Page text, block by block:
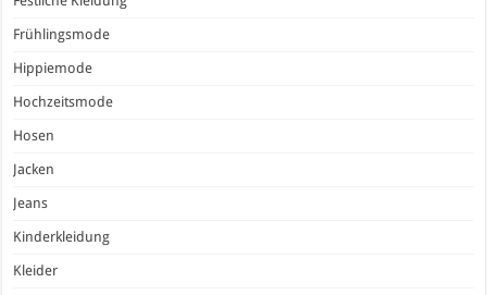
Frühlingsmode
Hippiemode
Hochzeitsmode
Hosen
Jacken
Jeans
Kinderkleidung
Kleider